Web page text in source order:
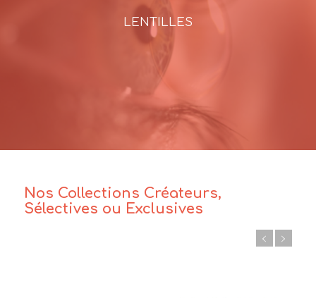
LENTILLES
Nos Collections Créateurs,
Sélectives ou Exclusives